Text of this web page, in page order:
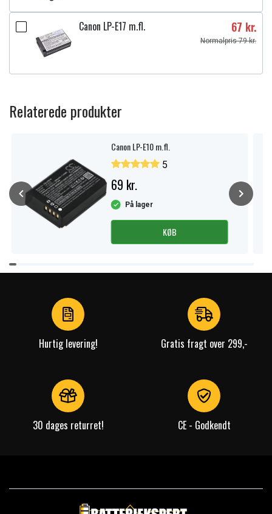
Canon LP-E17 m.fl. 67 kr.
Normalpris 79 kr.
Relaterede produkter
Canon LP-E10 m.fl.
5
69 kr.
På lager
KØB
Item
1
Hurtig levering! Gratis fragt over 299,-
30 dages returret! CE - Godkendt